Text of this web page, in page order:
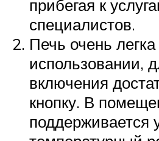
прибегая к
специалистов.
Печь очень легка
использовании,
включения
кнопку. В
поддерживается